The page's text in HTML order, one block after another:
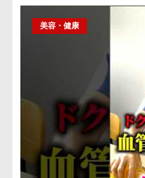
美容・健康